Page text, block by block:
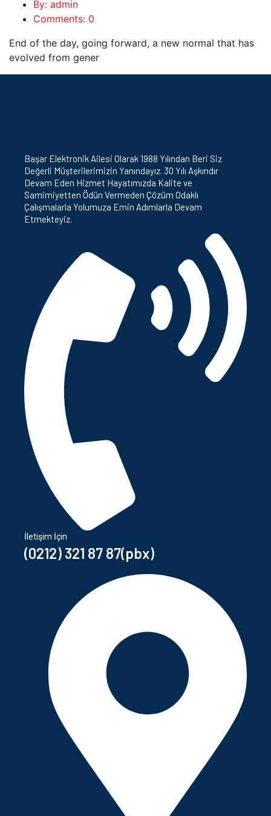
By: admin
Comments: 0
End of the day, going forward, a new normal that has
evolved from gener
Başar Elektronik Ailesi Olarak 1988 Yılından Beri Siz
Değerli Müşterilerimizin Yanındayız. 30 Yılı Aşkındır
Devam Eden Hizmet Hayatımızda Kalite ve
Samimiyetten Ödün Vermeden Çözüm Odaklı
Çalışmalarla Yolumuza Emin Adımlarla Devam
Etmekteyiz.
İletişim İçin
(0212) 321 87 87(pbx)